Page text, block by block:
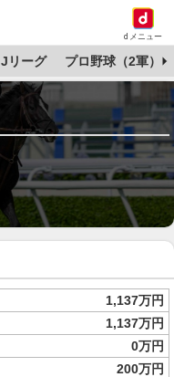
dメニュー
Jリーグ プロ野球（2軍）
1,137万円
1,137万円
0万円
200万円